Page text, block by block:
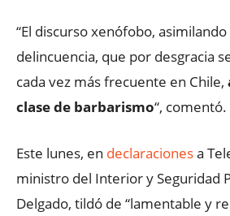
“El discurso xenófobo,
delincuencia, que por desgracia
cada vez más frecuente en Chile,
clase de barbarismo“, comentó.
Este lunes, en declaracionesa
ministro del Interior y Seguridad
Delgado, tildó de “lamentable y